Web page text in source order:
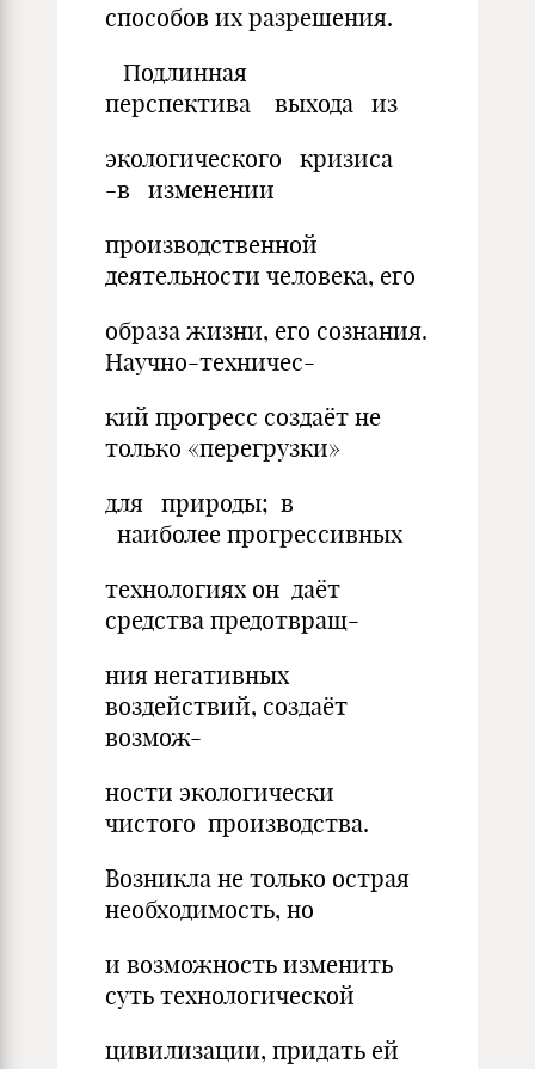
способов их разрешения.
Подлинная
перспектива выхода из
экологического кризиса
-в изменении
производственной
деятельности человека, его
образа жизни, его сознания.
Научно-техничес-
кий прогресс создаёт не
только «перегрузки»
для природы; в
наиболее прогрессивных
технологиях он даёт
средства предотвращ-
ния негативных
воздействий, создаёт
возмож-
ности экологически
чистого производства.
Возникла не только острая
необходимость, но
и возможность изменить
суть технологической
цивилизации, придать ей